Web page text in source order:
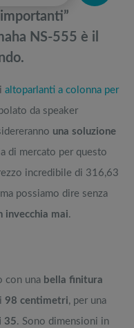
la guida completa
nella Black Friday Week
NS-555 è il
altoparlanti a colonna per
da speaker
una soluzione
di mercato per questo
incredibile di 316,63
possiamo dire senza
invecchia mai.
con una bella finitura
98 centimetri, per una
35. Sono dimensioni in